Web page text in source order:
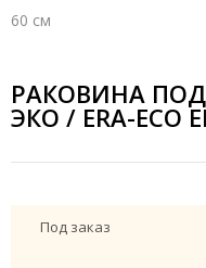
60 см
РАКОВИНА
ЭКО / ERA-ECO
Под заказ